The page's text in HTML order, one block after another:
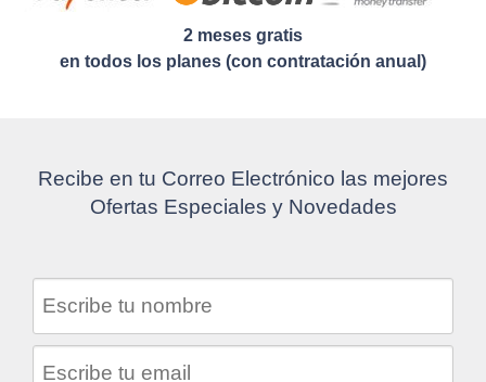
2 meses gratis
en todos los planes (con contratación anual)
Recibe en tu Correo Electrónico las mejores
Ofertas Especiales y Novedades